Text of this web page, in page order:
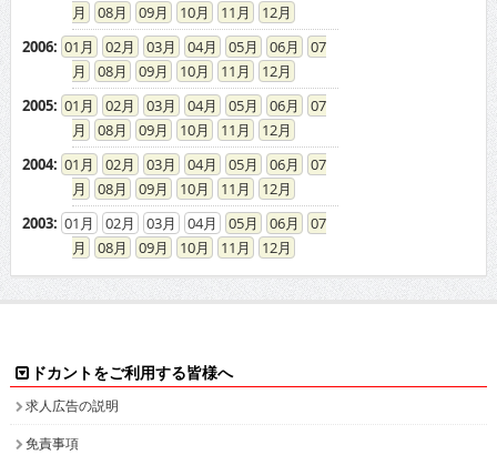
08
09 10 11
12
2006: 01 02 03 04 05 06
07
08
09 10 11
12
2005: 01 02 03 04 05 06
07
08
09 10 11
12
2004: 01 02 03 04 05 06
07
08
09 10 11
12
2003: 01 02 03 04 05 06
07
08
09 10 11 12
ドカントをご利用する皆様へ
求人広告の説明
免責事項